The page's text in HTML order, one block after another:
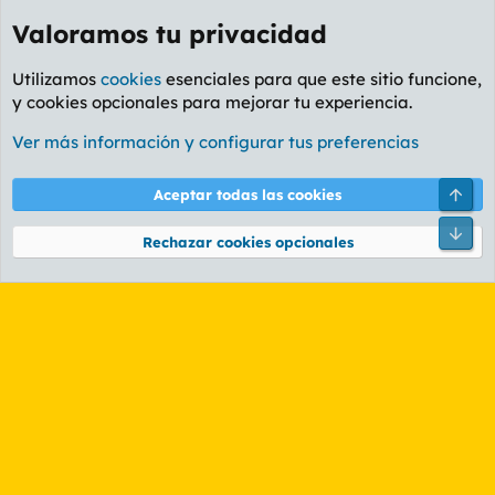
Foro General
Cookies
PL OLDSTYLE AMARILLO
Términos y reglas Política de privacidad Ayuda
Community platform by XenForo® © 2010-2026 XenForo Ltd.
Valoramos tu privacidad
Utilizamos cookies esenciales para que este sitio funcione,
y cookies opcionales para mejorar tu experiencia.
Ver más información y configurar tus preferencias
Aceptar todas las cookies
Rechazar cookies opcionales
Pie